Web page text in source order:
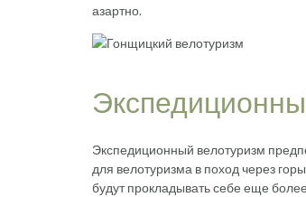
азартно.
Экспедиционный велотуризм
для велотуризма в поход через
будут прокладывать себе еще